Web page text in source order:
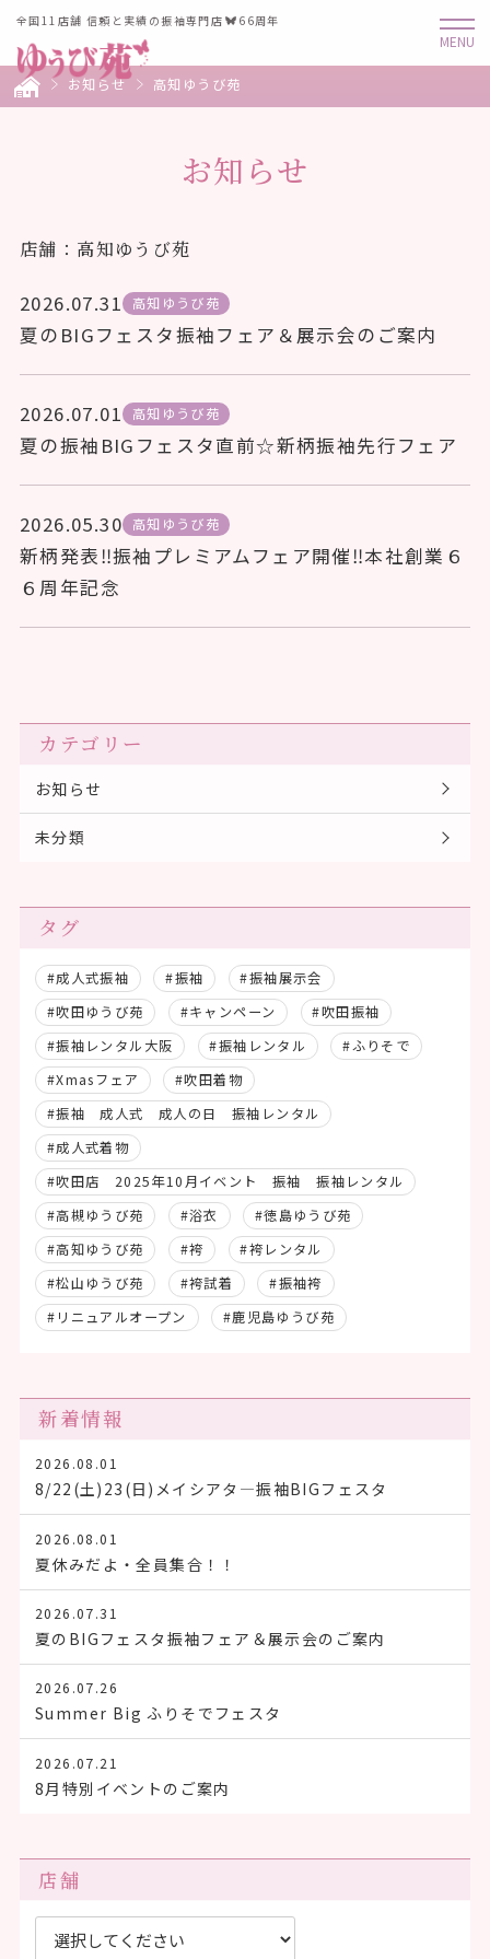
全国11店舗 信頼と実績の振袖専門店 66周年
お知らせ 高知ゆうび苑
お知らせ
店舗：高知ゆうび苑
2026.07.31 高知ゆうび苑
夏のBIGフェスタ振袖フェア＆展示会のご案内
2026.07.01 高知ゆうび苑
夏の振袖BIGフェスタ直前☆新柄振袖先行フェア
2026.05.30 高知ゆうび苑
新柄発表‼振袖プレミアムフェア開催‼本社創業６
６周年記念
カテゴリー
お知らせ
未分類
タグ
#成人式振袖 #振袖
#振袖展示会
#吹田ゆうび苑
#キャンペーン
#吹田振袖
#振袖レンタル大阪
#振袖レンタル
#ふりそで
#Xmasフェア
#吹田着物
#振袖 成人式 成人の日 振袖レンタル
#成人式着物
#吹田店 2025年10月イベント 振袖 振袖レンタル
#高槻ゆうび苑
#浴衣
#徳島ゆうび苑
#高知ゆうび苑
#袴
#袴レンタル
#松山ゆうび苑
#袴試着
#振袖袴
#リニュアルオープン
#鹿児島ゆうび苑
新着情報
2026.08.01
8/22(土)23(日)メイシアタ―振袖BIGフェスタ
2026.08.01
夏休みだよ・全員集合！！
2026.07.31
夏のBIGフェスタ振袖フェア＆展示会のご案内
2026.07.26
Summer Big ふりそでフェスタ
2026.07.21
8月特別イベントのご案内
店舗